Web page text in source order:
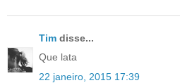
Tim disse...
Que lata
22 janeiro, 2015 17:39